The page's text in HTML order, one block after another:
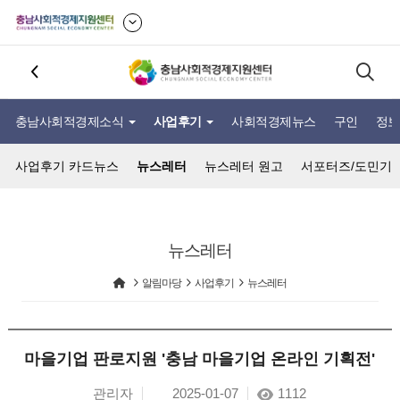
충남사회적경제소식 사업후기 사회적경제뉴스 구인 정
사업후기 카드뉴스 뉴스레터 뉴스레터 원고 서포터즈/도민기
뉴스레터
알림마당 사업후기 뉴스레터
마을기업 판로지원 '충남 마을기업 온라인 기획전'
관리자 2025-01-07 1112